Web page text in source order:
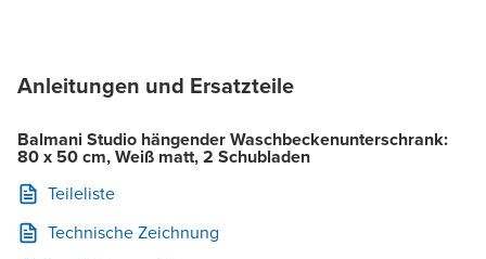
Anleitungen und Ersatzteile
Balmani Studio hängender Waschbeckenunterschrank:
80 x 50 cm, Weiß matt, 2 Schubladen
Teileliste
Technische Zeichnung